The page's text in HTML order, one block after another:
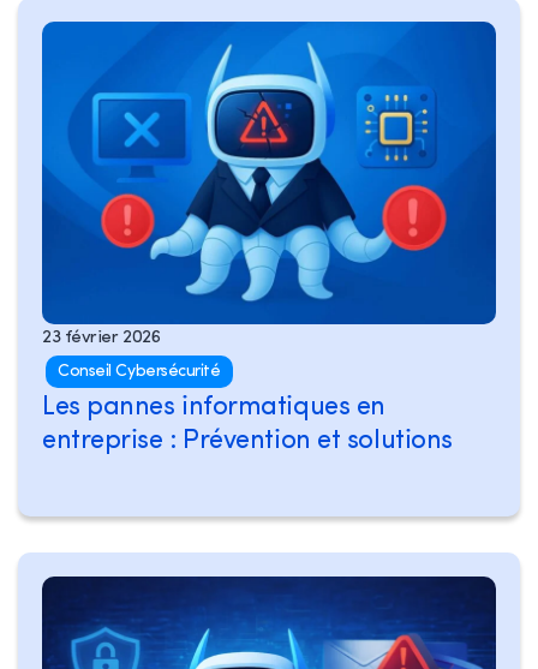
23 février 2026
Conseil Cybersécurité
Les pannes informatiques en
entreprise : Prévention et solutions